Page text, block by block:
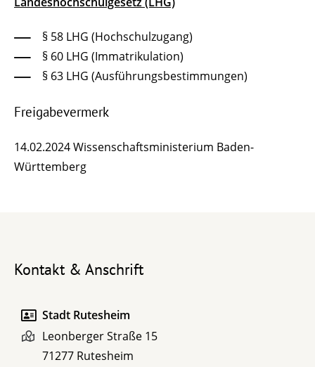
§ 58 LHG (Hochschulzugang)
§ 60 LHG (Immatrikulation)
§ 63 LHG (Ausführungsbestimmungen)
Freigabevermerk
14.02.2024Wissenschaftsministerium Baden-
Württemberg
Kontakt & Anschrift
Stadt Rutesheim
Leonberger Straße 15
71277 Rutesheim